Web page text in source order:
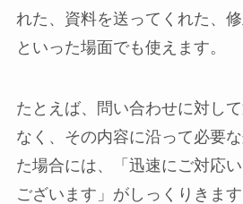
れた、資料を送ってくれた、
といった場面でも使えます。
たとえば、問い合わせに対し
なく、その内容に沿って必要
た場合には、「迅速にご対応
ございます」がしっくりきま